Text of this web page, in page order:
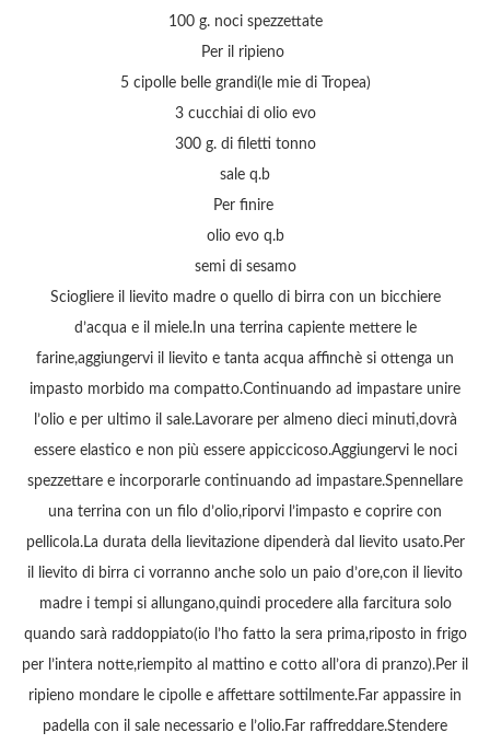
100 g. noci spezzettate
Per il ripieno
5 cipolle belle grandi(le mie di Tropea)
3 cucchiai di olio evo
300 g. di filetti tonno
sale q.b
Per finire
olio evo q.b
semi di sesamo
Sciogliere il lievito madre o quello di birra con un bicchiere
d’acqua e il miele.In una terrina capiente mettere le
farine,aggiungervi il lievito e tanta acqua affinchè si ottenga un
impasto morbido ma compatto.Continuando ad impastare unire
l’olio e per ultimo il sale.Lavorare per almeno dieci minuti,dovrà
essere elastico e non più essere appiccicoso.Aggiungervi le noci
spezzettare e incorporarle continuando ad impastare.Spennellare
una terrina con un filo d’olio,riporvi l’impasto e coprire con
pellicola.La durata della lievitazione dipenderà dal lievito usato.Per
il lievito di birra ci vorranno anche solo un paio d’ore,con il lievito
madre i tempi si allungano,quindi procedere alla farcitura solo
quando sarà raddoppiato(io l’ho fatto la sera prima,riposto in frigo
per l’intera notte,riempito al mattino e cotto all’ora di pranzo).Per il
ripieno mondare le cipolle e affettare sottilmente.Far appassire in
padella con il sale necessario e l’olio.Far raffreddare.Stendere